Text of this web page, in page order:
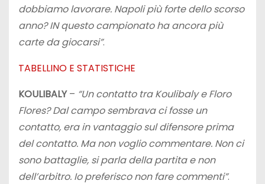
dobbiamo lavorare. Napoli più forte dello scorso
anno? IN questo campionato ha ancora più
carte da giocarsi”.
TABELLINO E STATISTICHE
KOULIBALY– “Un contatto tra Koulibaly e Floro
Flores? Dal campo sembrava ci fosse un
contatto, era in vantaggio sul difensore prima
del contatto. Ma non voglio commentare. Non ci
sono battaglie, si parla della partita e non
dell’arbitro. Io preferisco non fare commenti”.